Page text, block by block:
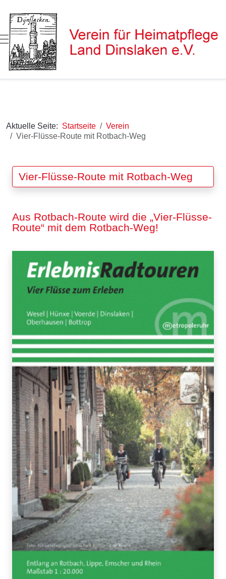
Mobile Menu Toggle
Aktuelle Seite: Startseite
Verein
Vier-Flüsse-Route mit Rotbach-Weg
Vier-Flüsse-Route mit Rotbach-Weg
Aus Rotbach-Route wird die „Vier-Flüsse-
Route“ mit dem Rotbach-Weg!